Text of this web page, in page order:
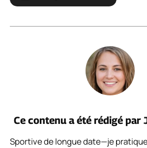
Ce contenu a été rédigé par
Sportive de longue date—je